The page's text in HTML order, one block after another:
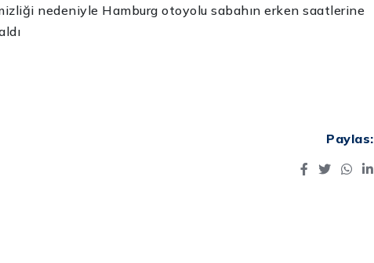
nedeniyle Hamburg otoyolu sabahın erken saatlerine
Paylas: